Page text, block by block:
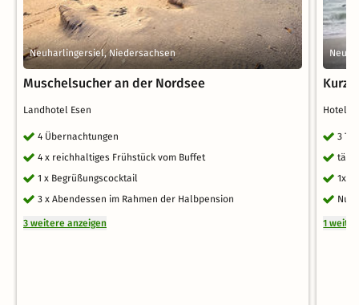
Neuharlingersiel, Niedersachsen
Muschelsucher an der Nordsee
Landhotel Esen
4 Übernachtungen
4 x reichhaltiges Frühstück vom Buffet
1 x Begrüßungscocktail
3 x Abendessen im Rahmen der Halbpension
3 weitere anzeigen
Kurz
Hotel
3
1x
1